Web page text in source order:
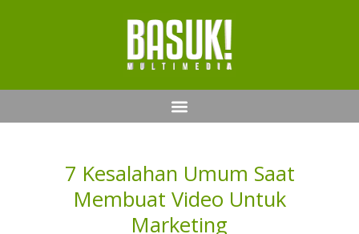
7 Kesalahan Umum Saat
Membuat Video Untuk
Marketing